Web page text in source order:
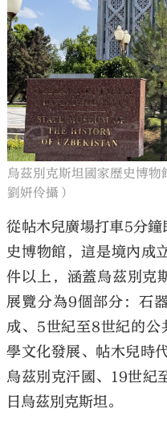
烏茲別克斯坦國家歷史博
劉妍伶攝）
從帖木兒廣場打車5分
史博物館，這是境內成
件以上，涵蓋烏茲別克
展覽分為9個部分：石
成、5世紀至8世紀的
學文化發展、帖木兒時
烏茲別克汗國、19世紀
日烏茲別克斯坦。